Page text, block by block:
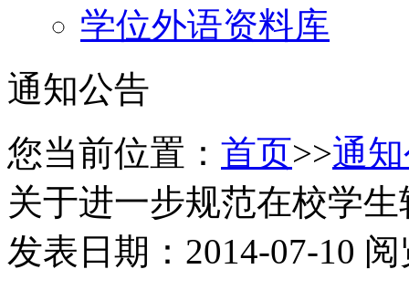
学位外语资料库
通知公告
您当前位置： 首页>>通
关于进一步规范在校学
发表日期：2014-07-10